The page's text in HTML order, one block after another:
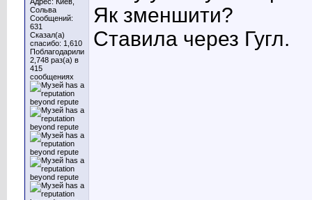
Сольва
Сообщений:
631
Сказал(а)
спасибо: 1,610
Поблагодарили
2,748 раз(а) в
415
сообщениях
Як зменшити?
Ставила через Гугл.